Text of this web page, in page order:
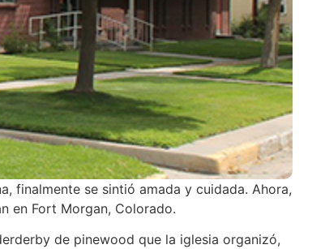
finalmente se sintió amada y cuidada. Ahora,
en Fort Morgan, Colorado.
de pinewood que la iglesia organizó,